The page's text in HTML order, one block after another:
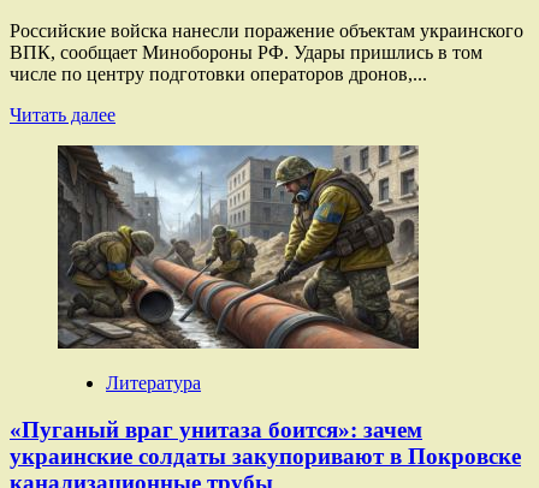
Российские войска нанесли поражение объектам украинского
ВПК, сообщает Минобороны РФ. Удары пришлись в том
числе по центру подготовки операторов дронов,...
Читать далееПрочитать
о
Удары
по
центру
подготовки
операторов
дронов
ГУР
Украины:
ВС
РФ
поразили
военные
объекты
противника
Литература
«Пуганый враг унитаза боится»: зачем
украинские солдаты закупоривают в Покровске
канализационные трубы